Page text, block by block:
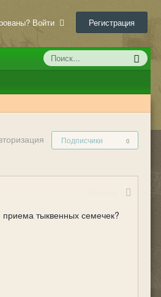
Войти Регистрация
Подписчики 0
тыквенных семечек?